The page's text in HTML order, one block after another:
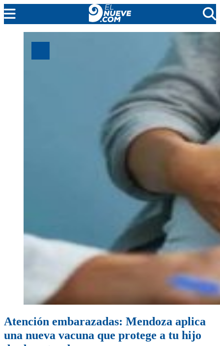
CADA DÍA
Atención embarazadas: Mendoza aplica
una nueva vacuna que protege a tu hijo